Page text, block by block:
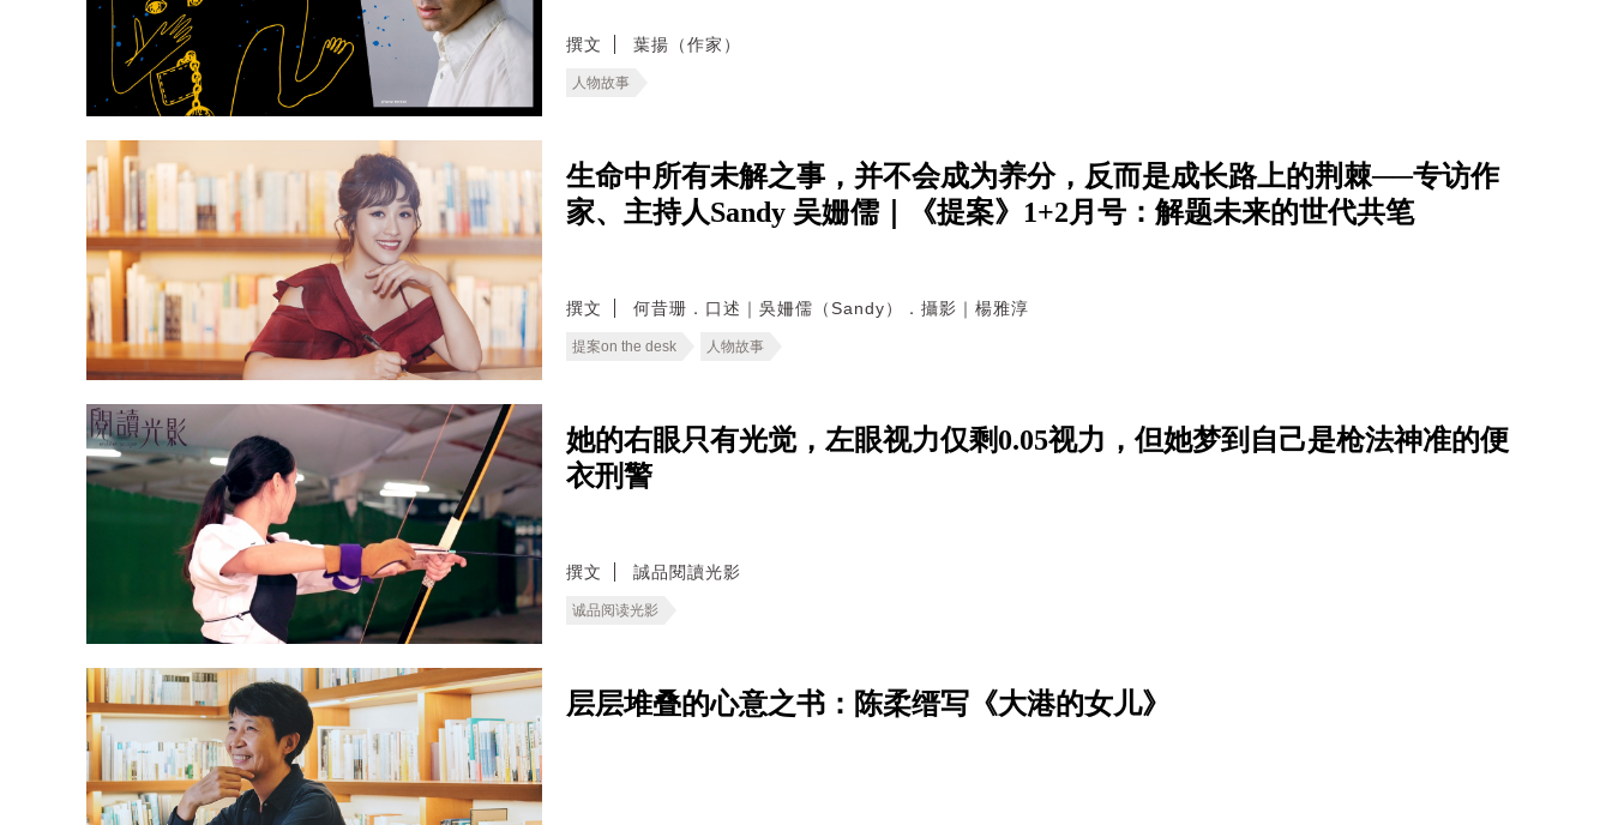
撰文 葉揚（作家）
人物故事
生命中所有未解之事，并不会成为养分，反而是成长路上的荆棘──专访作
家、主持人Sandy 吴姗儒｜《提案》1+2月号：解题未来的世代共笔
撰文 何昔珊．口述｜吳姍儒（Sandy）．攝影｜楊雅淳
提案on the desk 人物故事
她的右眼只有光觉，左眼视力仅剩0.05视力，但她梦到自己是枪法神准的便
衣刑警
撰文 誠品閱讀光影
诚品阅读光影
层层堆叠的心意之书：陈柔缙写《大港的女儿》